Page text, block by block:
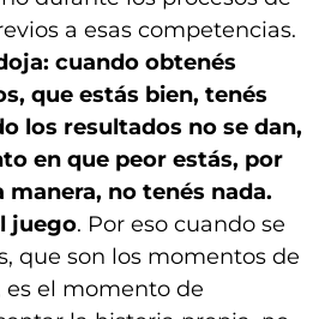
a esas competencias.
cuando obtenés
que estás bien, tenés
los resultados no se dan,
en que peor estás, por
no tenés nada.
juego. Por eso cuando se
que son los momentos de
el momento de